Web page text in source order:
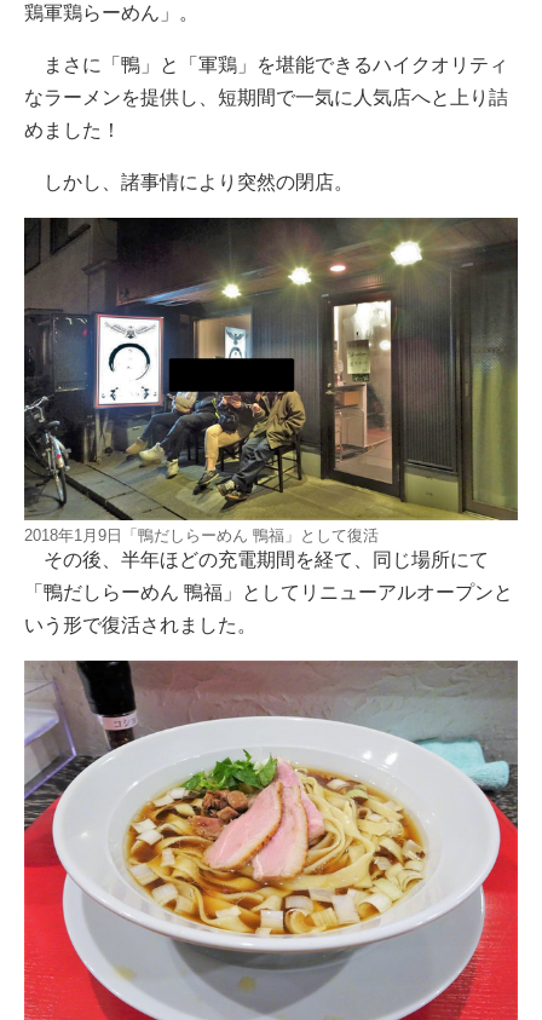
鶏軍鶏らーめん」。
まさに「鴨」と「軍鶏」を堪能できるハイクオリティ
なラーメンを提供し、短期間で一気に人気店へと上り詰
めました！
しかし、諸事情により突然の閉店。
2018年1月9日「鴨だしらーめん 鴨福」として復活
その後、半年ほどの充電期間を経て、同じ場所にて
「鴨だしらーめん 鴨福」としてリニューアルオープンと
いう形で復活されました。